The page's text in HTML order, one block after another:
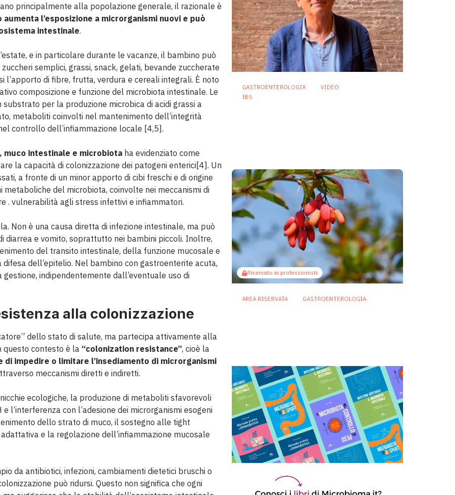
principalmente alla popolazione generale, il razionale è
aumenta l’esposizione a microrganismi nuovi e può
intestinale.
e in particolare durante le vacanze, il bambino può
semplici, grassi, snack, gelati, bevande zuccherate
di fibre, frutta, verdura e cereali integrali. È noto
composizione e funzione del microbiota intestinale. Le
per la produzione microbica di acidi grassi a
metaboliti coinvolti nel mantenimento dell’integrità
controllo dell’infiammazione locale [4,5].
intestinale e microbiota ha evidenziato come
la capacità di colonizzazione dei patogeni enterici[4]. Un
a fronte di un minor apporto di cibi freschi e di origine
del microbiota, coinvolte nei meccanismi di
. vulnerabilità agli stress infettivi e infiammatori.
Non è una causa diretta di infezione intestinale, ma può
diarrea e vomito, soprattutto nei bambini piccoli. Inoltre,
del transito intestinale, della funzione mucosale e
dell’epitelio. Nel bambino con gastroenterite acuta,
indipendentemente dall’eventuale uso di
alla colonizzazione
dello stato di salute, ma partecipa attivamente alla
questo contesto è la “colonization resistance”, cioè la
impedire o limitare l’insediamento di microrganismi
meccanismi diretti e indiretti.
ecologiche, la produzione di metaboliti sfavorevoli
l’interferenza con l’adesione dei microrganismi esogeni
dello strato di muco, il sostegno alle tight
e la regolazione dell’infiammazione mucosale
da antibiotici, infezioni, cambiamenti dietetici bruschi o
può ridursi. Questo non significa che ogni
GASTROENTEROLOGIA
VIDEO
IBS
Riservato ai professionisti
AREA RISERVATA GASTROENTEROLOGIA